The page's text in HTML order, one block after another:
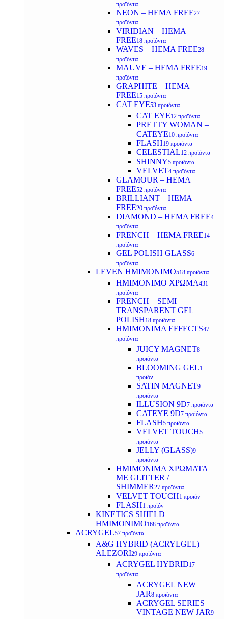
προϊόντα
NEON – HEMA FREE27
προϊόντα
VIRIDIAN – HEMA
FREE18 προϊόντα
WAVES – HEMA FREE28
προϊόντα
MAUVE – HEMA FREE19
προϊόντα
GRAPHITE – HEMA
FREE15 προϊόντα
CAT EYE53 προϊόντα
CAT EYE12 προϊόντα
PRETTY WOMAN –
CATEYE10 προϊόντα
FLASH19 προϊόντα
CELESTIAL12 προϊόντα
SHINNY5 προϊόντα
VELVET4 προϊόντα
GLAMOUR – HEMA
FREE52 προϊόντα
BRILLIANT – HEMA
FREE20 προϊόντα
DIAMOND – HEMA FREE4
προϊόντα
FRENCH – HEMA FREE14
προϊόντα
GEL POLISH GLASS6
προϊόντα
LEVEN ΗΜΙΜΟΝΙΜΟ518 προϊόντα
ΗΜΙΜΟΝΙΜΟ ΧΡΩΜΑ431
προϊόντα
FRENCH – SEMI
TRANSPARENT GEL
POLISH18 προϊόντα
HMIMONIMA EFFECTS47
προϊόντα
JUICY MAGNET8
προϊόντα
BLOOMING GEL1
προϊόν
SATIN MAGNET9
προϊόντα
ILLUSION 9D7 προϊόντα
CATEYE 9D7 προϊόντα
FLASH5 προϊόντα
VELVET TOUCH5
προϊόντα
JELLY (GLASS)9
προϊόντα
ΗΜΙΜΟΝΙΜA ΧΡΩΜΑΤΑ
ΜΕ GLITTER /
SHIMMER27 προϊόντα
VELVET TOUCH1 προϊόν
FLASH1 προϊόν
KINETICS SHIELD
ΗΜΙΜΟΝΙΜΟ168 προϊόντα
ACRYGEL57 προϊόντα
A&G HYBRID (ACRYLGEL) –
ALEZORI29 προϊόντα
ACRYGEL HYBRID17
προϊόντα
ACRYGEL NEW
JAR8 προϊόντα
ACRYGEL SERIES
VINTAGE NEW JAR9